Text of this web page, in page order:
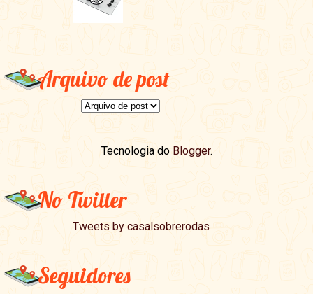
Arquivo de post
Tecnologia do Blogger.
No Twitter
Tweets by casalsobrerodas
Seguidores